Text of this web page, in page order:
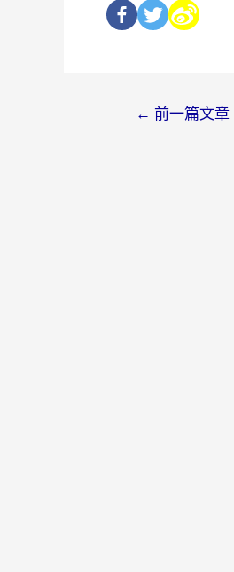
← 前一篇文章